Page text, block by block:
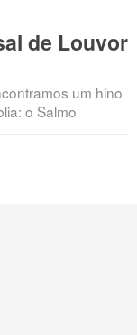
de Louvor
um hino
o Salmo